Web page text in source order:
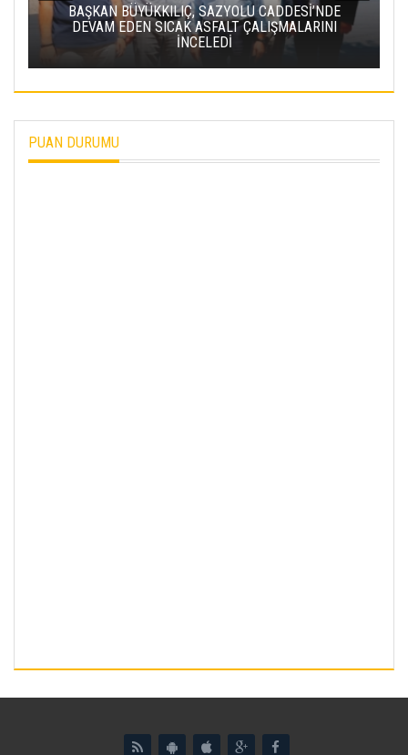
BAŞKAN BÜYÜKKILIÇ, SAZYOLU CADDESİ’NDE
DEVAM EDEN SICAK ASFALT ÇALIŞMALARINI
İNCELEDİ
PUAN DURUMU